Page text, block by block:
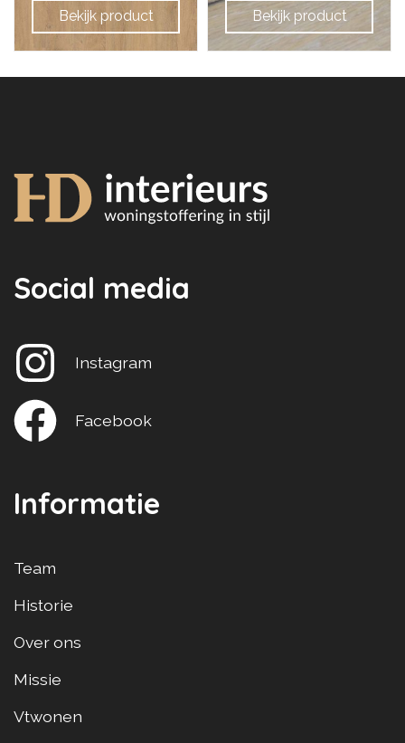
Bekijk product Bekijk product
Social media
Instagram
Facebook
Informatie
Team
Historie
Over ons
Missie
Vtwonen